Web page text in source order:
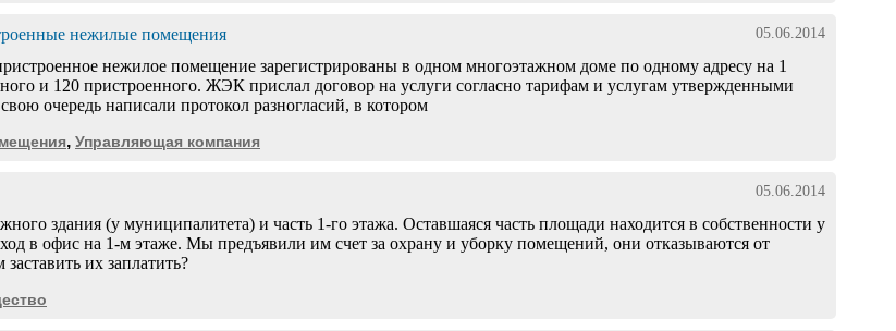
нежилые помещения 05.06.2014
нежилое помещение зарегистрированы в одном многоэтажном доме по одному адресу на 1
и 120 пристроенного. ЖЭК прислал договор на услуги согласно тарифам и услугам утвержденными
очередь написали протокол разногласий, в котором
, Управляющая компания
05.06.2014
здания (у муниципалитета) и часть 1-го этажа. Оставшаяся часть площади находится в собственности у
в офис на 1-м этаже. Мы предъявили им счет за охрану и уборку помещений, они отказываются от
их заплатить?